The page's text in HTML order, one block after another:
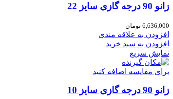
زانو 90 درجه گازی سایز 22
6,636,000 تومان
افزودن به علاقه مندی
افزودن به سبد خرید
نمایش سریع
برای مقایسه اضافه کنید
زانو 90 درجه گازی سایز 10